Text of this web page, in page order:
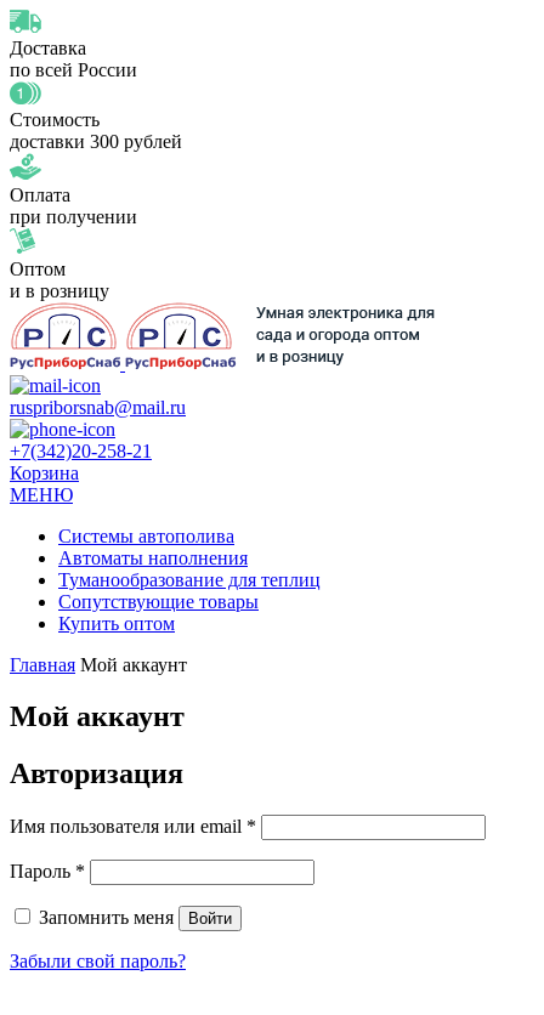
Доставка
по всей России
Стоимость
доставки 300 рублей
Оплата
при получении
Оптом
и в розницу
ruspriborsnab@mail.ru
+7(342)20-258-21
Корзина
МЕНЮ
Системы автополива
Автоматы наполнения
Туманообразование для теплиц
Сопутствующие товары
Купить оптом
Главная Мой аккаунт
Мой аккаунт
Авторизация
Имя пользователя или email *
Пароль *
Запомнить меня Войти
Забыли свой пароль?